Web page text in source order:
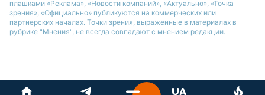
плашками «Реклама», «Новости компаний», «Актуально», «Точка
зрения», «Официально» публикуются на коммерческих или
партнерских началах. Точки зрения, выраженные в материалах в
рубрике "Мнения", не всегда совпадают с мнением редакции.